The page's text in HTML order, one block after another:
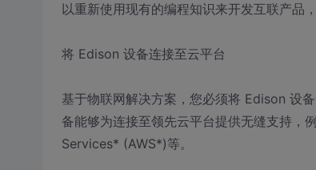
以重新使用现有的编程知识来开发互联产品
将 Edison 设备连接至云平台
基于物联网解决方案，您必须将 Edison 设
备能够为连接至领先云平台提供无缝支持
Services* (AWS*)等。